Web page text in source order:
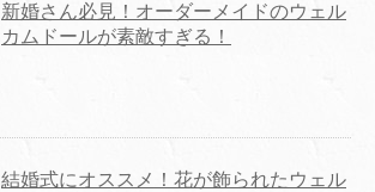
新婚さん必見！オーダーメイドのウェル
カムドールが素敵すぎる！
結婚式にオススメ！花が飾られたウェル